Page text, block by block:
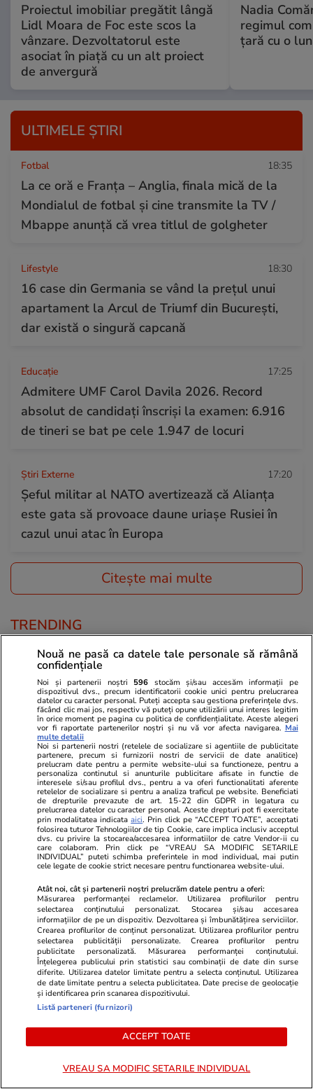
Proiectul imobiliar pregătit lângă
Lidl Moara de Foc este scos la
vânzare. Dezvoltatorul este
asociat în piață cu un alt proiect
de anvergură
Nadia
regimul
ţară cu o
ULTIMELE ȘTIRI
Fotbal 18:35
La ce oră e Franța – Anglia, finala mică de la
Mondialul de fotbal și cine transmite la TV /
Mbappe anunță că vrea titlul de golgheter
Lifestyle 18:30
16 case din Germania se vând la prețul unui
apartament la Arcul de Triumf din București,
dar există o singură capcană
Educație 17:25
Admitere UMF Carol Davila 2026. Record
absolut de candidați înscriși la examen: 6.916
de tineri se bat pe cele 1.947 de locuri
Știri Externe 17:20
Șeful militar al NATO avertizează că Alianța
este gata să provoace daune uriașe Rusiei în
cazul unui atac în Europa
Citește mai multe
TRENDING
Știri Locale 15:56
Îmbulzeală și bătaie pe promoții la
deschiderea magazinului lui Călin Donca din
București. O femeie a fost luată cu ambulanța
Ştiri 12:00
Cine este Loic Matrier, hackerul care ar fi scos
la vânzare datele Cadastrului din România.
Afirmă că a găsit parole precum „passw0rd”
sau „Pan4:mea”
Fotbal
La ce oră e Franța – Anglia, finala mică de la
Mondialul de fotbal și cine transmite la TV /
Mbappe anunță că vrea titlul de golgheter
Horoscop 17 iul.
Horoscop Urania | Previziuni astrologice pentru
perioada 18 – 24 iulie 2026. Soarele va intra în
zodia Leului
Nouă ne pasă ca datele tale personale să rămână
confidențiale
Noi și partenerii noștri 596 stocăm și/sau accesăm informații pe
dispozitivul dvs., precum identificatorii cookie unici pentru prelucrarea
datelor cu caracter personal. Puteți accepta sau gestiona preferințele dvs.
făcând clic mai jos, respectiv vă puteți opune utilizării unui interes legitim
în orice moment pe pagina cu politica de confidențialitate. Aceste alegeri
vor fi raportate partenerilor noștri și nu vă vor afecta navigarea. Mai
multe detalii
Noi si partenerii nostri (retelele de socializare si agentiile de publicitate
partenere, precum si furnizorii nostri de servicii de date analitice)
prelucram date pentru a permite website-ului sa functioneze, pentru a
personaliza continutul si anunturile publicitare afisate in functie de
interesele si/sau profilul dvs., pentru a va oferi functionalitati aferente
retelelor de socializare si pentru a analiza traficul pe website. Beneficiati
de drepturile prevazute de art. 15-22 din GDPR in legatura cu
prelucrarea datelor cu caracter personal. Aceste drepturi pot fi exercitate
prin modalitatea indicataaici. Prin click pe “ACCEPT TOATE”, acceptati
folosirea tuturor Tehnologiilor de tip Cookie, care implica inclusiv acceptul
dvs. cu privire la stocarea/accesarea informatiilor de catre Vendor-ii cu
care colaboram. Prin click pe “VREAU SA MODIFIC SETARILE
INDIVIDUAL” puteti schimba preferintele in mod individual, mai putin
cele legate de cookie strict necesare pentru functionarea website-ului.
Atât noi, cât și partenerii noștri prelucrăm datele pentru a oferi:
Măsurarea performanței reclamelor. Utilizarea profilurilor pentru
selectarea conținutului personalizat. Stocarea și/sau accesarea
informațiilor de pe un dispozitiv. Dezvoltarea și îmbunătățirea serviciilor.
Crearea profilurilor de conținut personalizat. Utilizarea profilurilor pentru
selectarea publicității personalizate. Crearea profilurilor pentru
publicitate personalizată. Măsurarea performanței conținutului.
Înțelegerea publicului prin statistici sau combinații de date din surse
diferite. Utilizarea datelor limitate pentru a selecta conținutul. Utilizarea
de date limitate pentru a selecta publicitatea. Date precise de geolocație
și identificarea prin scanarea dispozitivului.
Listă parteneri (furnizori)
ACCEPT TOATE
VREAU SA MODIFIC SETARILE INDIVIDUAL